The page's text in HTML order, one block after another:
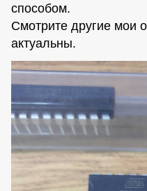
способом.
Смотрите другие мои
актуальны.